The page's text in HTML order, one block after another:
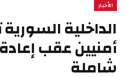
الأخبار
الداخلية
أمنيين عقب
شاملة